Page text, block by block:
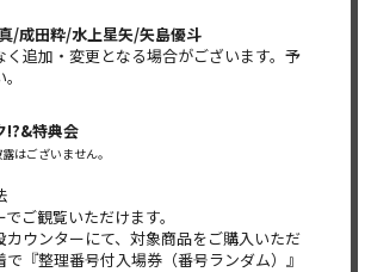
/成田粋/水上星矢/矢島優斗
追加・変更となる場合がございます。予
!?&特典会
はございません。
ご観覧いただけます。
カウンターにて、対象商品をご購入いただ
『整理番号付入場券（番号ランダム）』